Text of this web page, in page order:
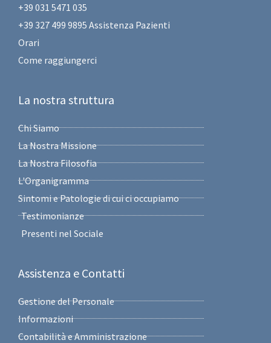
+39 031 5471 035
+39 327 499 9895 Assistenza Pazienti
Orari
Come raggiungerci
La nostra struttura
Chi Siamo
La Nostra Missione
La Nostra Filosofia
L'Organigramma
Sintomi e Patologie di cui ci occupiamo
Testimonianze
Presenti nel Sociale
Assistenza e Contatti
Gestione del Personale
Informazioni
Contabilità e Amministrazione